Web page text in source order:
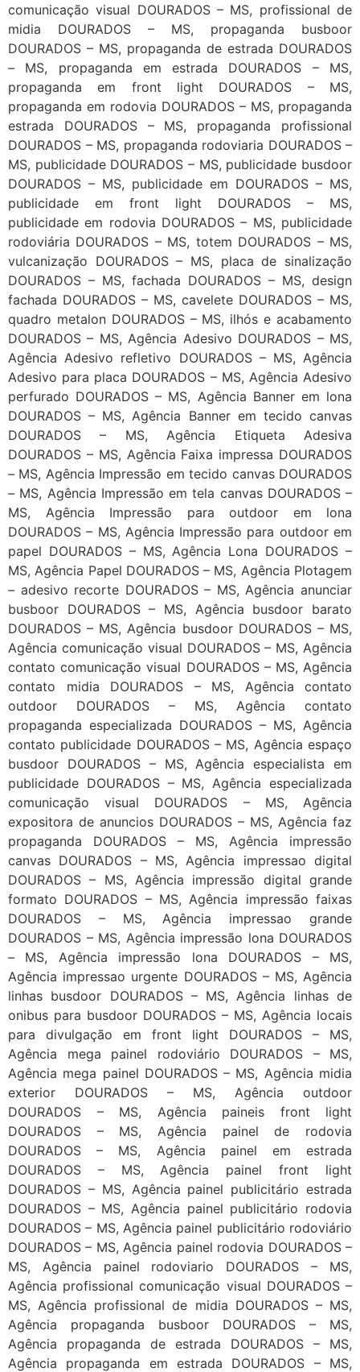
comunicação visual DOURADOS – MS, profissional de
midia DOURADOS – MS, propaganda busboor
DOURADOS – MS, propaganda de estrada DOURADOS
– MS, propaganda em estrada DOURADOS – MS,
propaganda em front light DOURADOS – MS,
propaganda em rodovia DOURADOS – MS, propaganda
estrada DOURADOS – MS, propaganda profissional
DOURADOS – MS, propaganda rodoviaria DOURADOS –
MS, publicidade DOURADOS – MS, publicidade busdoor
DOURADOS – MS, publicidade em DOURADOS – MS,
publicidade em front light DOURADOS – MS,
publicidade em rodovia DOURADOS – MS, publicidade
rodoviária DOURADOS – MS, totem DOURADOS – MS,
vulcanização DOURADOS – MS, placa de sinalização
DOURADOS – MS, fachada DOURADOS – MS, design
fachada DOURADOS – MS, cavelete DOURADOS – MS,
quadro metalon DOURADOS – MS, ilhós e acabamento
DOURADOS – MS, Agência Adesivo DOURADOS – MS,
Agência Adesivo refletivo DOURADOS – MS, Agência
Adesivo para placa DOURADOS – MS, Agência Adesivo
perfurado DOURADOS – MS, Agência Banner em lona
DOURADOS – MS, Agência Banner em tecido canvas
DOURADOS – MS, Agência Etiqueta Adesiva
DOURADOS – MS, Agência Faixa impressa DOURADOS
– MS, Agência Impressão em tecido canvas DOURADOS
– MS, Agência Impressão em tela canvas DOURADOS –
MS, Agência Impressão para outdoor em lona
DOURADOS – MS, Agência Impressão para outdoor em
papel DOURADOS – MS, Agência Lona DOURADOS –
MS, Agência Papel DOURADOS – MS, Agência Plotagem
– adesivo recorte DOURADOS – MS, Agência anunciar
busboor DOURADOS – MS, Agência busdoor barato
DOURADOS – MS, Agência busdoor DOURADOS – MS,
Agência comunicação visual DOURADOS – MS, Agência
contato comunicação visual DOURADOS – MS, Agência
contato midia DOURADOS – MS, Agência contato
outdoor DOURADOS – MS, Agência contato
propaganda especializada DOURADOS – MS, Agência
contato publicidade DOURADOS – MS, Agência espaço
busdoor DOURADOS – MS, Agência especialista em
publicidade DOURADOS – MS, Agência especializada
comunicação visual DOURADOS – MS, Agência
expositora de anuncios DOURADOS – MS, Agência faz
propaganda DOURADOS – MS, Agência impressão
canvas DOURADOS – MS, Agência impressao digital
DOURADOS – MS, Agência impressão digital grande
formato DOURADOS – MS, Agência impressão faixas
DOURADOS – MS, Agência impressao grande
DOURADOS – MS, Agência impressão lona DOURADOS
– MS, Agência impressão lona DOURADOS – MS,
Agência impressao urgente DOURADOS – MS, Agência
linhas busdoor DOURADOS – MS, Agência linhas de
onibus para busdoor DOURADOS – MS, Agência locais
para divulgação em front light DOURADOS – MS,
Agência mega painel rodoviário DOURADOS – MS,
Agência mega painel DOURADOS – MS, Agência midia
exterior DOURADOS – MS, Agência outdoor
DOURADOS – MS, Agência paineis front light
DOURADOS – MS, Agência painel de rodovia
DOURADOS – MS, Agência painel em estrada
DOURADOS – MS, Agência painel front light
DOURADOS – MS, Agência painel publicitário estrada
DOURADOS – MS, Agência painel publicitário rodovia
DOURADOS – MS, Agência painel publicitário rodoviário
DOURADOS – MS, Agência painel rodovia DOURADOS –
MS, Agência painel rodoviario DOURADOS – MS,
Agência profissional comunicação visual DOURADOS –
MS, Agência profissional de midia DOURADOS – MS,
Agência propaganda busboor DOURADOS – MS,
Agência propaganda de estrada DOURADOS – MS,
Agência propaganda em estrada DOURADOS – MS,